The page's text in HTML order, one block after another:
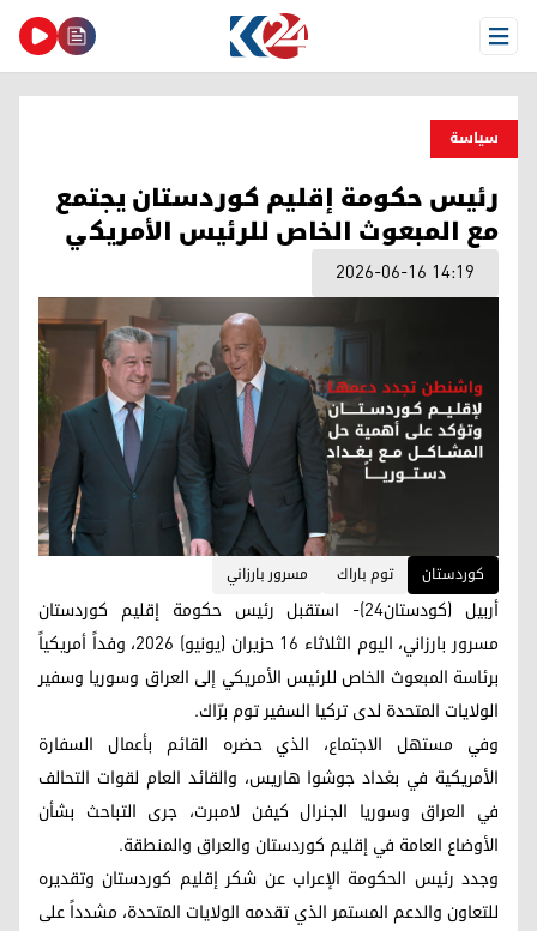
Open Menu
سیاسة
رئيس حكومة إقليم كوردستان يجتمع
مع المبعوث الخاص للرئيس الأمريكي
2026-06-16 14:19
کوردستان توم باراك مسرور بارزاني
أربيل (كودستان24)- استقبل رئيس حكومة إقليم كوردستان
مسرور بارزاني، اليوم الثلاثاء 16 حزيران (يونيو) 2026، وفداً أمريكياً
برئاسة المبعوث الخاص للرئيس الأمريكي إلى العراق وسوريا وسفير
الولايات المتحدة لدى تركيا السفير توم برّاك.
وفي مستهل الاجتماع، الذي حضره القائم بأعمال السفارة
الأمريكية في بغداد جوشوا هاريس، والقائد العام لقوات التحالف
في العراق وسوريا الجنرال كيفن لامبرت، جرى التباحث بشأن
الأوضاع العامة في إقليم كوردستان والعراق والمنطقة.
وجدد رئيس الحكومة الإعراب عن شكر إقليم كوردستان وتقديره
للتعاون والدعم المستمر الذي تقدمه الولايات المتحدة، مشدداً على